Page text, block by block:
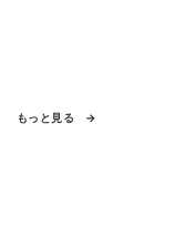
もっと見る